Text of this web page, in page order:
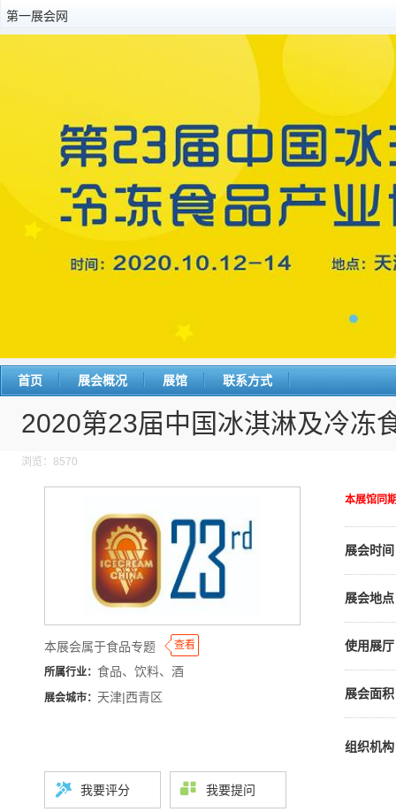
第一展会网
首页 展会概况 展馆 联系方式
2020第23届中国冰淇淋及冷冻
浏览：8570
本展馆同
展会时
展会地
使用展
展会面
组织机构
本展会属于食品专题 ◆
◆查看
所属行业： 食品、饮料、酒
展会城市： 天津|西青区
我要评分 我要提问